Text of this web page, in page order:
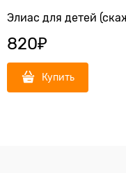
Элиас для детей
820₽
Купить